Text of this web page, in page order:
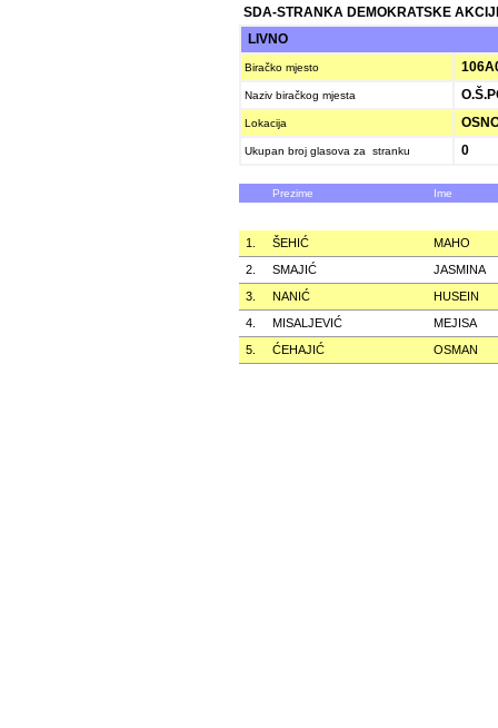
SDA-STRANKA DEMOKRATSKE
LIVNO
Biračko mjesto
Naziv biračkog mjesta
Lokacija
Ukupan broj glasova za stranku 0
Prezime Ime
1. ŠEHIĆ
MAHO
2.
SMAJIĆ
JASMINA
3.
NANIĆ
HUSEIN
4.
MISALJEVIĆ
MEJISA
5.
ĆEHAJIĆ OSMAN